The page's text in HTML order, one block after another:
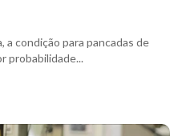
condição para pancadas de
probabilidade...